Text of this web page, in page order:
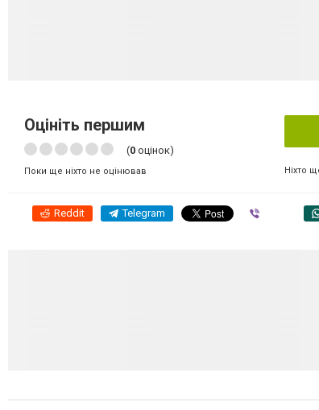
Оцініть першим
(0 оцінок)
Поки ще ніхто не оцінював Ніхто
Reddit Telegram